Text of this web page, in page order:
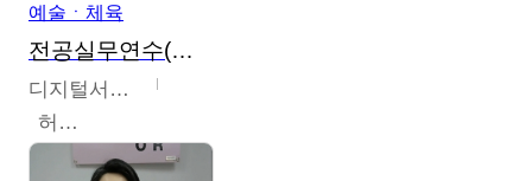
예술ㆍ체육
전공실무연수(헤어,메이크업,피부,네일)
디지털서울문화예술대학교
허정록